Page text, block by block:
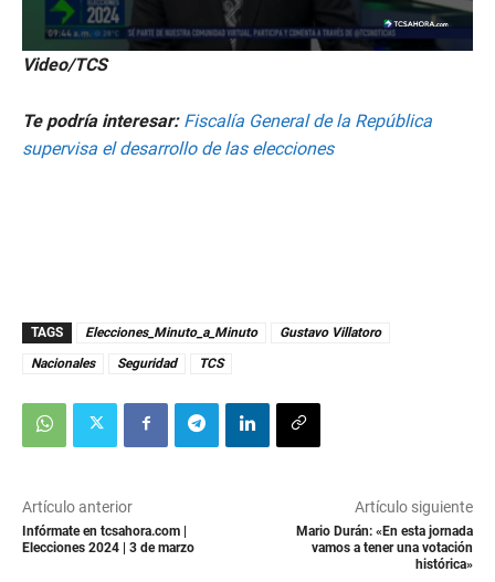
0
s
c
o
n
t
e
2
e
n
d
s
Video/TCS
Te podría interesar: Fiscalía General de la República
supervisa el desarrollo de las elecciones
TAGS Elecciones_Minuto_a_Minuto
Gustavo Villatoro
Nacionales
Seguridad TCS
Artículo anterior
Infórmate en tcsahora.com |
Elecciones 2024 | 3 de marzo
Artículo siguiente
Mario Durán: «En esta jornada
vamos a tener una votación
histórica»